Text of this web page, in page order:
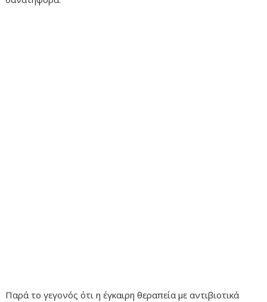
Παρά το γεγονός ότι η έγκαιρη θεραπεία με αντιβιοτικά